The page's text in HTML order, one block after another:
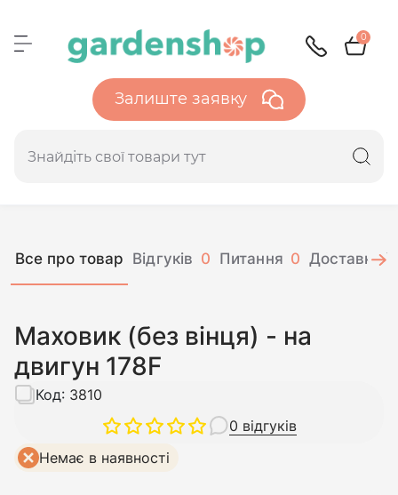
0
Залиште заявку
Все про товар Відгуків 0 Питання 0 Доставка і
Маховик (без вінця) - на
двигун 178F
0 відгуків
Код: 3810
Немає в наявності